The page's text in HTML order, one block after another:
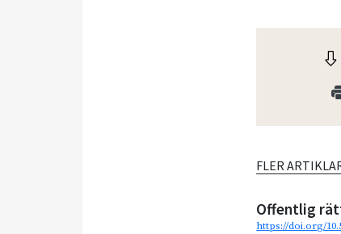
FLER
Offentlig
https://doi.org/